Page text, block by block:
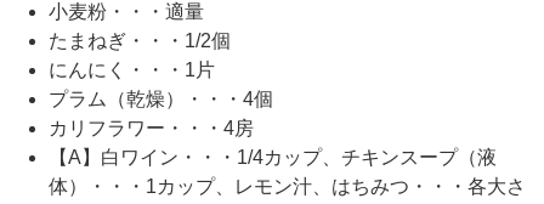
小麦粉・・・適量
たまねぎ・・・1/2個
にんにく・・・1片
プラム（乾燥）・・・4個
カリフラワー・・・4房
【A】白ワイン・・・1/4カップ、チキンスープ（液
体）・・・1カップ、レモン汁、はちみつ・・・各大さ